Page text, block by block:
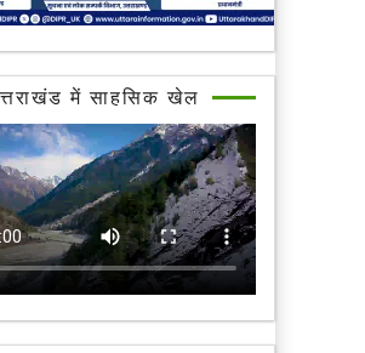
में साहसिक खेल